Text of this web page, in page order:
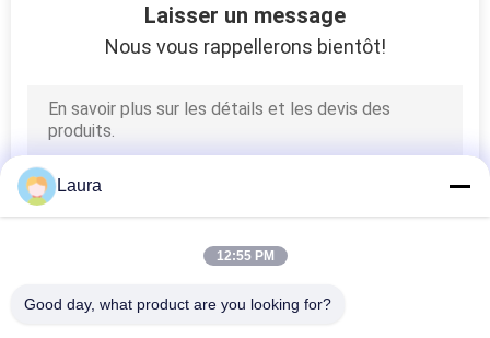
OSN Huawei
Laisser un message
Nous vous rappellerons bientôt!
Laura
12:55 PM
Good day, what product are you looking for?